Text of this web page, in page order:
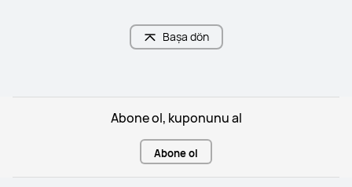
Başa dön
Abone ol, kuponunu al
Abone ol